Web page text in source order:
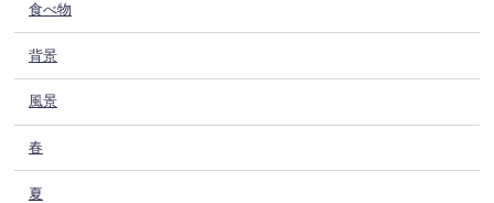
食べ物
背景
風景
春
夏